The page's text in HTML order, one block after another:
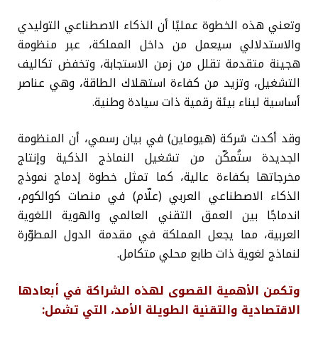
وتعني هذه الخطوة عمليًا أن الذكاء الاصطناعي التوليدي
والاستدلالي سيعمل من داخل المملكة، عبر منظومة
هجينة متقدمة تقلل من زمن الاستجابة، وتخفض تكاليف
التشغيل، وتزيد من كفاءة استهلاك الطاقة، وهي عناصر
أساسية لبناء بيئة رقمية ذات سيادة وطنية.
وقد أكدت شركة (هيوماين) في بيان رسمي، أن المنظومة
الجديدة ستُمكّن من تشغيل النماذج الذكية وإنتاج
مخرجاتها بكفاءة عالية، كما تمثل خطوة إدماج نموذج
الذكاء الاصطناعي العربي (علّام) في منصات كوالكوم،
اندماجًا بين العمق التقني العالمي والهوية اللغوية
العربية، مما يجعل المملكة في مقدمة الدول المطوّرة
لنماذج لغوية ذات طابع محلي متكامل.
وتكمن الأهمية القصوى لهذه الشراكة في أبعادها
الاقتصادية والتقنية الطويلة الأمد، التي تشمل: